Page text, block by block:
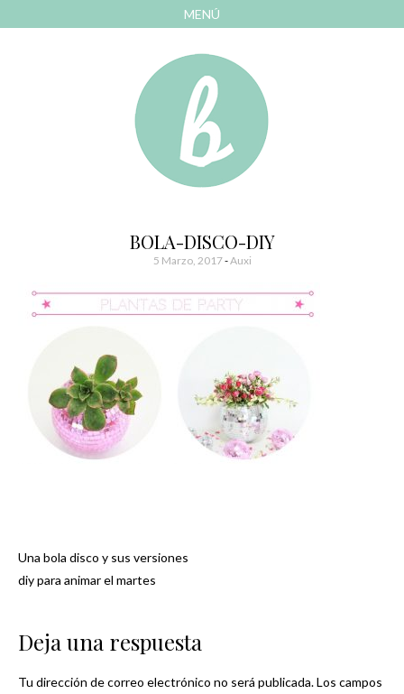
MENÚ
Bonitismos
BOLA-DISCO-DIY
5 Marzo, 2017-Auxi
Navegación
Una bola disco y sus versiones
diy para animar el martes
Deja una respuesta
Tu dirección de correo electrónico no será publicada.Los campos